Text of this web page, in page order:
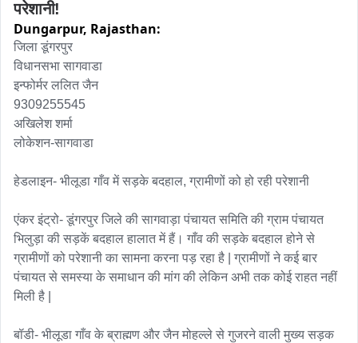
परेशानी!
Dungarpur, Rajasthan:
जिला डूंगरपुर
विधानसभा सागवाडा
इन्फोर्मर ललित जैन
9309255545
अखिलेश शर्मा
लोकेशन-सागवाडा
हेडलाइन- भीलूडा गाँव में सड़के बदहाल, ग्रामीणों को हो रही परेशानी
एंकर इंट्रो- डूंगरपुर जिले की सागवाड़ा पंचायत समिति की ग्राम पंचायत
भिलुड़ा की सड़कें बदहाल हालात में हैं। गाँव की सड़के बदहाल होने से
ग्रामीणों को परेशानी का सामना करना पड़ रहा है | ग्रामीणों ने कई बार
पंचायत से समस्या के समाधान की मांग की लेकिन अभी तक कोई राहत नहीं
मिली है |
बॉडी- भीलूडा गाँव के ब्राह्मण और जैन मोहल्ले से गुजरने वाली मुख्य सड़क